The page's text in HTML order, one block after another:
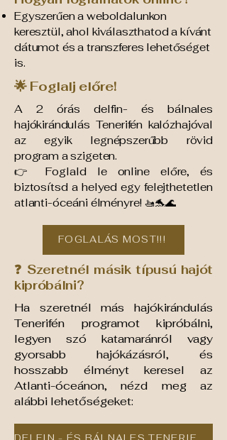
Egyszerűen a weboldalunkon
keresztül, ahol kiválaszthatod a kívánt
dátumot és a transzferes lehetőséget
is.
🌟 Foglalj előre!
A 2 órás delfin- és bálnales
hajókirándulás Tenerifén kalózhajóval
az egyik legnépszerűbb rövid
program a szigeten.
👉 Foglald le online előre, és
biztosítsd a helyed egy felejthetetlen
atlanti-óceáni élményre! 🚤🐬🌊
FOGLALÁS MOST!!!
❓ Szeretnél másik típusú hajót
kipróbálni?
Ha szeretnél más hajókirándulás
Tenerifén programot kipróbálni,
legyen szó katamaránról vagy
gyorsabb hajókázásról, és
hosszabb élményt keresel az
Atlanti-óceánon, nézd meg az
alábbi lehetőségeket: